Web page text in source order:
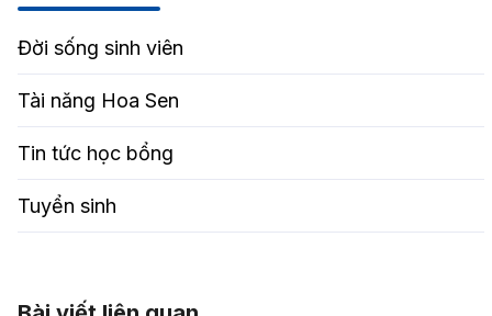
Đời sống sinh viên
Tài năng Hoa Sen
Tin tức học bổng
Tuyển sinh